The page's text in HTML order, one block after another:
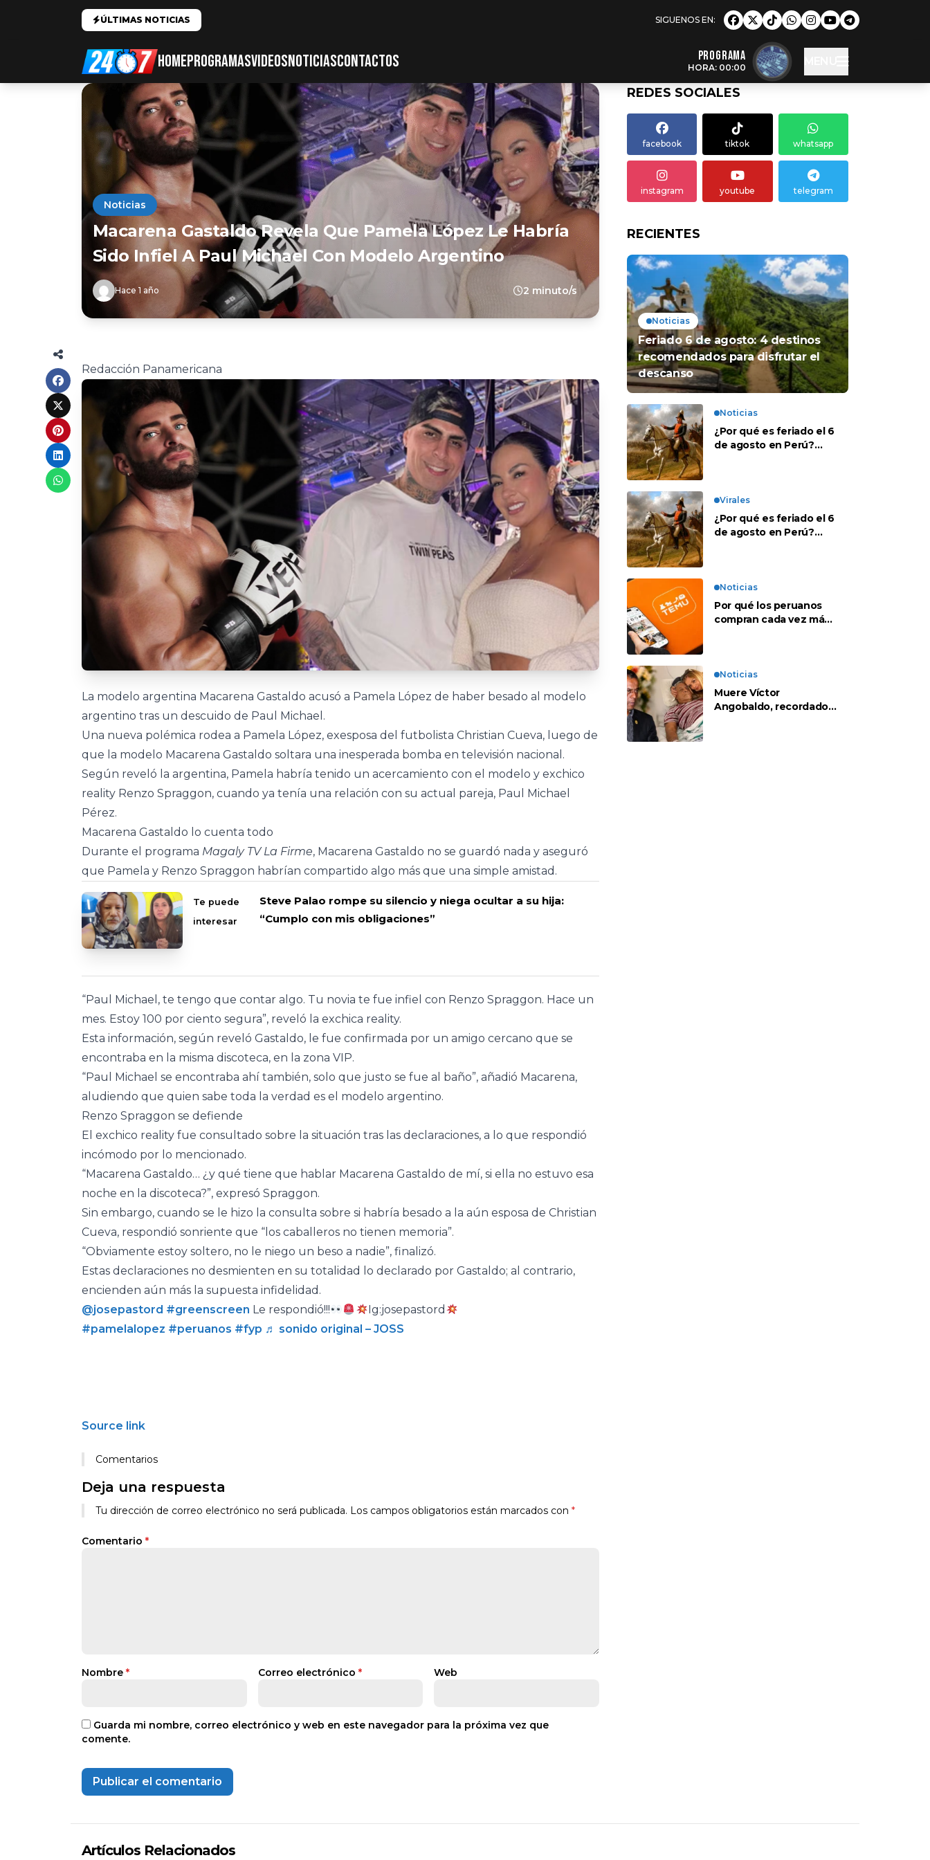
ÚLTIMAS NOTICIAS
HOMEPROGRAMASVIDEOSNOTICIASCONTACTOS Programa
HORA: 00:00
Noticias
Macarena Gastaldo Revela Que Pamela López Le Habría
Sido Infiel A Paul Michael Con Modelo Argentino
Hace 1 año 2 minuto/s
Redacción Panamericana
La modelo argentina Macarena Gastaldo acusó a Pamela López de haber besado al modelo
argentino tras un descuido de Paul Michael.
Una nueva polémica rodea a Pamela López, exesposa del futbolista Christian Cueva, luego de
que la modelo Macarena Gastaldo soltara una inesperada bomba en televisión nacional.
Según reveló la argentina, Pamela habría tenido un acercamiento con el modelo y exchico
reality Renzo Spraggon, cuando ya tenía una relación con su actual pareja, Paul Michael
Pérez.
Macarena Gastaldo lo cuenta todo
Durante el programa Magaly TV La Firme, Macarena Gastaldo no se guardó nada y aseguró
que Pamela y Renzo Spraggon habrían compartido algo más que una simple amistad.
Te puede
interesar
Steve Palao rompe su silencio y niega ocultar a su hija:
“Cumplo con mis obligaciones”
“Paul Michael, te tengo que contar algo. Tu novia te fue infiel con Renzo Spraggon. Hace un
mes. Estoy 100 por ciento segura”, reveló la exchica reality.
Esta información, según reveló Gastaldo, le fue confirmada por un amigo cercano que se
encontraba en la misma discoteca, en la zona VIP.
“Paul Michael se encontraba ahí también, solo que justo se fue al baño”, añadió Macarena,
aludiendo que quien sabe toda la verdad es el modelo argentino.
Renzo Spraggon se defiende
El exchico reality fue consultado sobre la situación tras las declaraciones, a lo que respondió
incómodo por lo mencionado.
“Macarena Gastaldo… ¿y qué tiene que hablar Macarena Gastaldo de mí, si ella no estuvo esa
noche en la discoteca?”, expresó Spraggon.
Sin embargo, cuando se le hizo la consulta sobre si habría besado a la aún esposa de Christian
Cueva, respondió sonriente que “los caballeros no tienen memoria”.
“Obviamente estoy soltero, no le niego un beso a nadie”, finalizó.
Estas declaraciones no desmienten en su totalidad lo declarado por Gastaldo; al contrario,
encienden aún más la supuesta infidelidad.
@josepastord #greenscreen Le respondió!!!
Ig:josepastord
#pamelalopez #peruanos #fyp ♬ sonido original – JOSS
Source link
Comentarios
Deja una respuesta
Tu dirección de correo electrónico no será publicada. Los campos obligatorios están marcados con *
Comentario *
Nombre * Correo electrónico * Web
Guarda mi nombre, correo electrónico y web en este navegador para la próxima vez que
comente.
REDES SOCIALES
facebook tiktok whatsapp
instagram youtube telegram
RECIENTES
Noticias
Feriado 6 de agosto: 4 destinos
recomendados para disfrutar el
descanso
Noticias
¿Por qué es feriado el 6
de agosto en Perú?
Virales
¿Por qué es feriado el 6
de agosto en Perú?
Noticias
Por qué los peruanos
compran cada vez más
Noticias
Muere Víctor
Angobaldo, recordado
Artículos Relacionados